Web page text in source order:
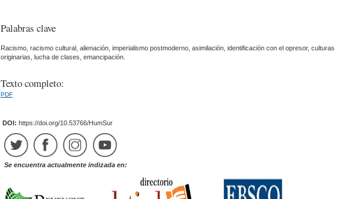
Palabras clave
Racismo, racismo cultural, alienación, imperialismo postmoderno, asimilación, identificación con el opresor, culturas
originarias, lucha de clases, emancipación.
Texto completo:
PDF
DOI: https://doi.org/10.53766/HumSur
Se encuentra actualmente indizada en: